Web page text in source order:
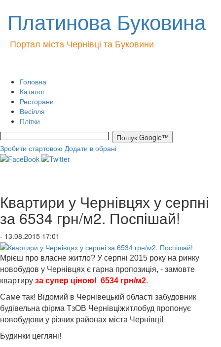
Платинова Буковина
Портал міста Чернівці та Буковини
Головна
Каталог
Ресторани
Весілля
Плітки
Зробити стартовою Додати в обрані
Квартири у Чернівцях у серпні
за 6534 грн/м2. Поспішай!
- 13.08.2015 17:01
Мрієш про власне житло? У серпні 2015 року на ринку
новобудов у Чернівцях є гарна пропозиція, - замовте
квартиру за супер ціною! 6534 грн/м2.
Саме так! Відомий в Чернівецькій області забудовник
будівельна фірма ТзОВ Чернівціжитлобуд пропонує
новобудови у різних районах міста Чернівці!
Будинки цегляні!